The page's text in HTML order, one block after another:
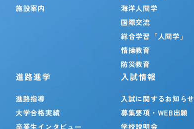
施設案内
海洋人間学
国際交流
総合学習「人間学」
情操教育
防災教育
進路進学
進路指導
大学合格実績
卒業生インタビュー
入試情報
入試に関するお知らせ
募集要項・WEB出願
学校説明会